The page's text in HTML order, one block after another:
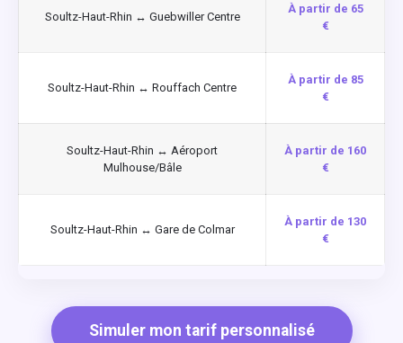
Soultz-Haut-Rhin ↔ Guebwiller Centre
À partir de 65
€
Soultz-Haut-Rhin ↔ Rouffach Centre
À partir de 85
€
Soultz-Haut-Rhin ↔ Aéroport
Mulhouse/Bâle
À partir de 160
€
Soultz-Haut-Rhin ↔ Gare de Colmar
À partir de 130
€
Simuler mon tarif personnalisé